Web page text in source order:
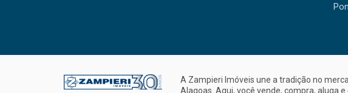
A Zampieri Imóveis une a tradição no
Alagoas. Aqui, você vende, compra, aluga